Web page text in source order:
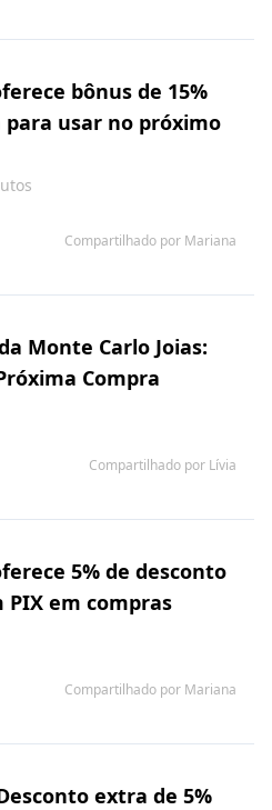
bônus de 15%
usar no próximo
Compartilhado por Mariana
Monte Carlo Joias:
Compra
Compartilhado por Lívia
5% de desconto
em compras
Compartilhado por Mariana
extra de 5%